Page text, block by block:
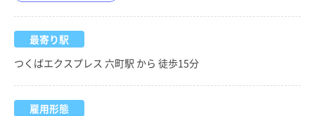
最寄り駅
つくばエクスプレス 六町駅 から 徒歩15分
雇用形態